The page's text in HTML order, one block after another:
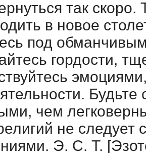
так скоро.
в новое
под
гордости,
чем
не
Э. С. Т.